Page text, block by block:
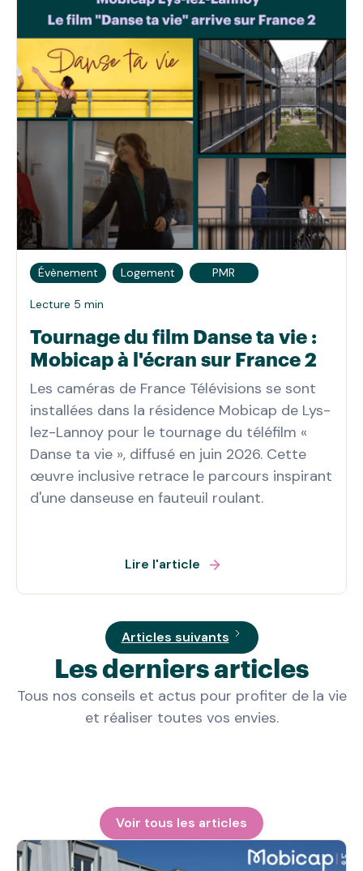
Évènement Logement PMR
Lecture 5 min
Tournage du film Danse ta vie :
Mobicap à l'écran sur France 2
Les caméras de France Télévisions se sont
installées dans la résidence Mobicap de Lys-
lez-Lannoy pour le tournage du téléfilm «
Danse ta vie », diffusé en juin 2026. Cette
œuvre inclusive retrace le parcours inspirant
d'une danseuse en fauteuil roulant.
Lire l'article
Articles suivants
Les derniers articles
Tous nos conseils et actus pour profiter de la vie
et réaliser toutes vos envies.
Voir tous les articles